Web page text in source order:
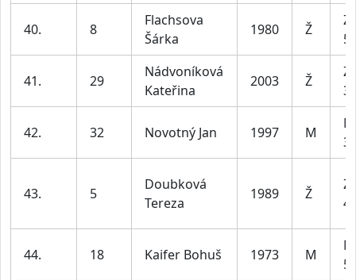
40. 8
Flachsova
Šárka
1980 Ž
41. 29
Nádvoníková
Kateřina
2003 Ž
42. 32 Novotný Jan 1997 M
43. 5
Doubková
Tereza
1989 Ž
44. 18 Kaifer Bohuš 1973 M